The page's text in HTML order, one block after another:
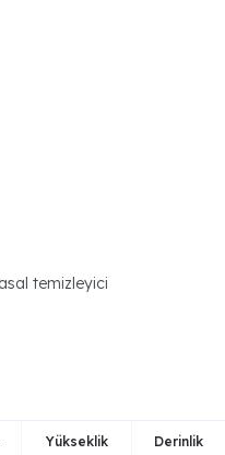
temizleyici
Yükseklik Derinlik